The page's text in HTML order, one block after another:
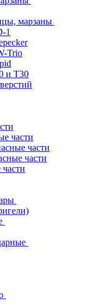
марзаны
1
Trio
и Т30
части
части
части